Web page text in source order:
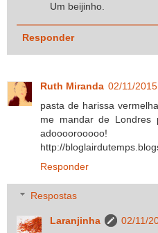
Um beijinho.
Responder
Ruth Miranda 02/11/
pasta de harissa
me mandar de Londres
adoooorooooo!
http://
Responder
Respostas
Laranjinha
02/11/